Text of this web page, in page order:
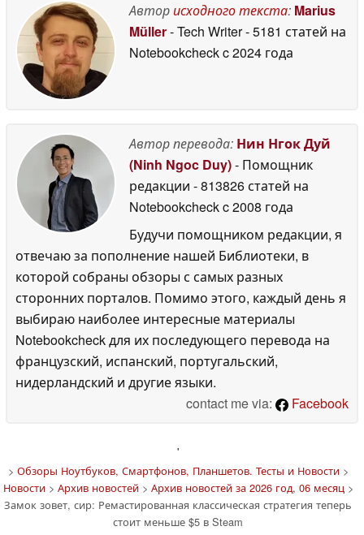
Авторисходного текста: Marius
Müller- Tech Writer- 5181 статей на
Notebookcheckc 2024 года
Автор перевода: Нин Нгок Дуй
(Ninh Ngoc Duy)- Помощник
редакции - 813826 статей на
Notebookcheckc 2008 года
Будучи помощником редакции, я
отвечаю за пополнение нашей Библиотеки, в
которой собраны обзоры с самых разных
сторонних порталов. Помимо этого, каждый день я
выбираю наиболее интересные материалы
Notebookcheck для их последующего перевода на
французский, испанский, португальский,
нидерландский и другие языки.
contact me via:
Facebook
'
> Обзоры Ноутбуков, Смартфонов, Планшетов. Тесты и Новости>
Новости> Архив новостей> Архив новостей за 2026 год, 06 месяц>
Замок зовет, сир: Ремастированная классическая стратегия теперь
стоит меньше $5 в Steam